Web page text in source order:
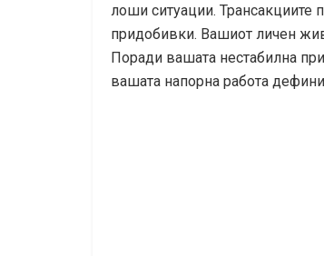
лоши ситуации. Трансакциите
придобивки. Вашиот личен
Поради вашата нестабилна
вашата напорна работа